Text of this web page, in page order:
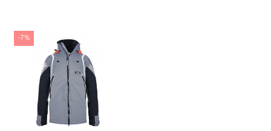
-7%